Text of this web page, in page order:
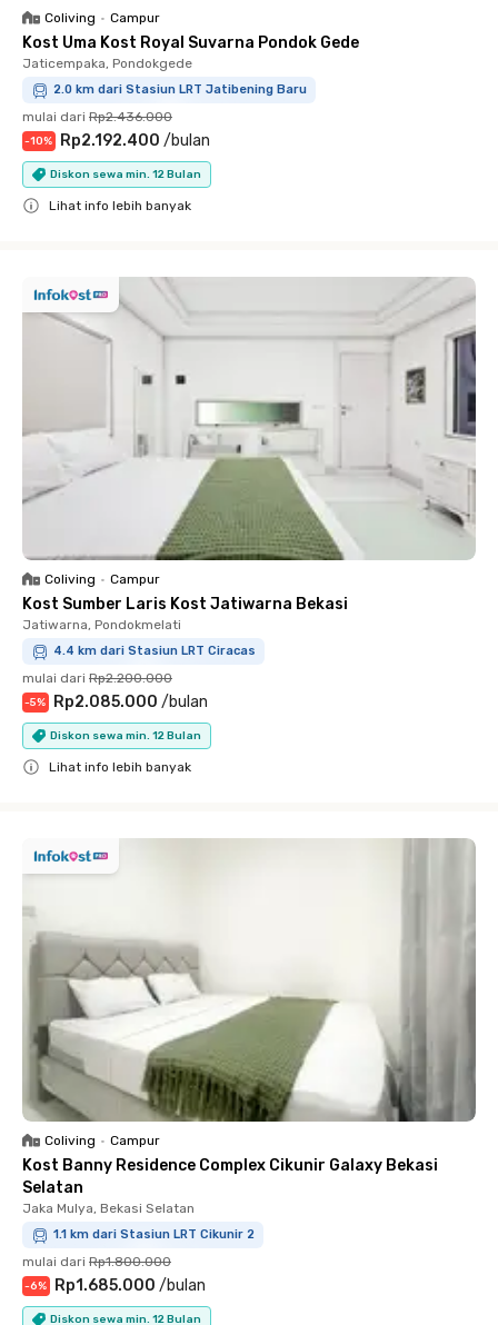
Coliving • Campur
Kost Uma Kost Royal Suvarna Pondok Gede
Jaticempaka, Pondokgede
2.0 km dari Stasiun LRT Jatibening Baru
mulai dari Rp2.436.000
-10% Rp2.192.400 /bulan
Diskon sewa min. 12 Bulan
Lihat info lebih banyak
Coliving • Campur
Kost Sumber Laris Kost Jatiwarna Bekasi
Jatiwarna, Pondokmelati
4.4 km dari Stasiun LRT Ciracas
mulai dari Rp2.200.000
-5% Rp2.085.000 /bulan
Diskon sewa min. 12 Bulan
Lihat info lebih banyak
Coliving • Campur
Kost Banny Residence Complex Cikunir Galaxy Bekasi
Selatan
Jaka Mulya, Bekasi Selatan
1.1 km dari Stasiun LRT Cikunir 2
mulai dari Rp1.800.000
-6% Rp1.685.000 /bulan
Diskon sewa min. 12 Bulan